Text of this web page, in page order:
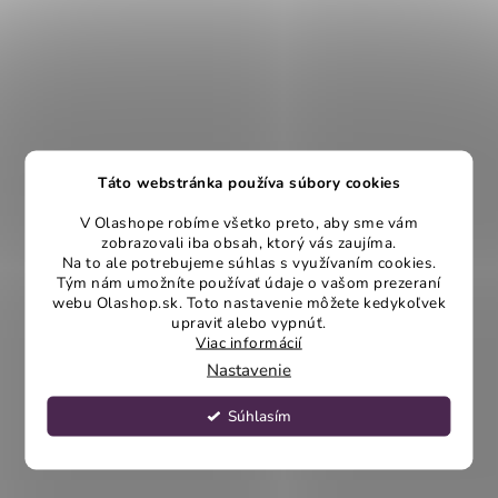
Táto webstránka používa súbory cookies
V Olashope robíme všetko preto, aby sme vám
zobrazovali iba obsah, ktorý vás zaujíma.
Na to ale potrebujeme súhlas s využívaním cookies.
Tým nám umožníte používať údaje o vašom prezeraní
webu Olashop.sk. Toto nastavenie môžete kedykoľvek
upraviť alebo vypnúť.
Viac informácií
Nastavenie
Súhlasím